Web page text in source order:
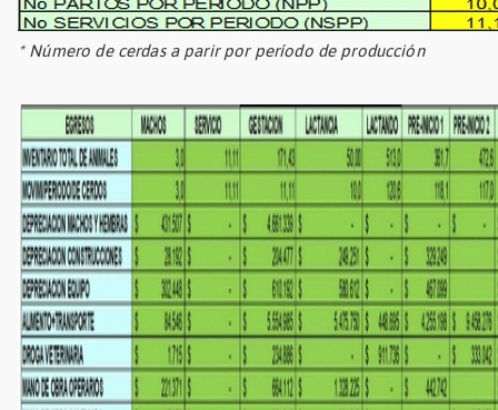
* Número de cerdas a parir por período de producción